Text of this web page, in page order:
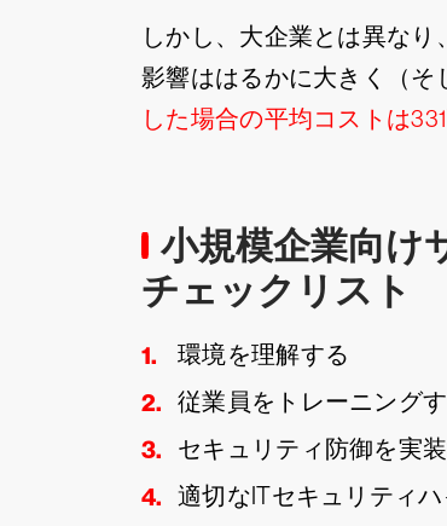
しかし、大企業とは異な
影響ははるかに大きく（そ
した場合の平均コストは
小規模企業向け
チェックリスト
環境を理解する
従業員をトレーニング
セキュリティ防御を実
適切なITセキュリティ